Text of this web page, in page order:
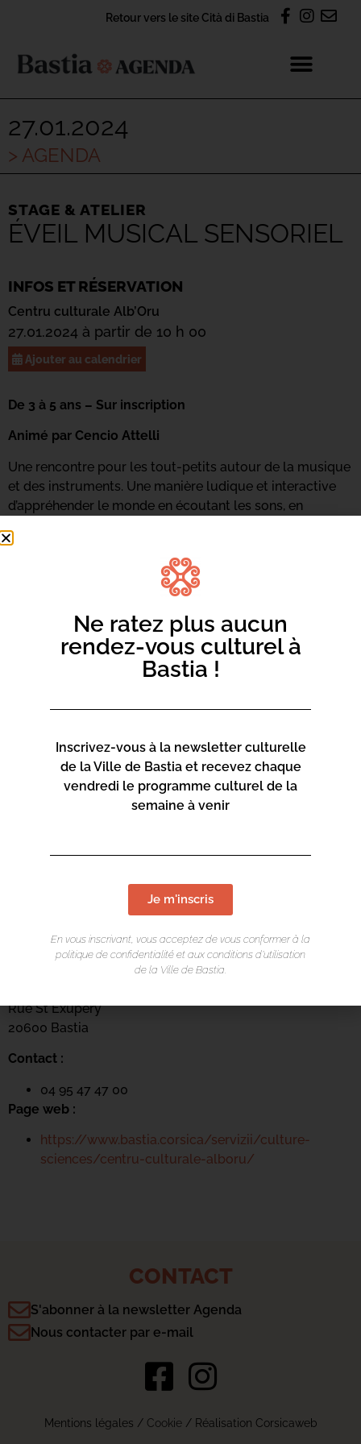
Retour vers le site Cità di Bastia
27.01.2024
> AGENDA
STAGE & ATELIER
ÉVEIL MUSICAL SENSORIEL
INFOS ET RÉSERVATION
Centru culturale Alb’Oru
27.01.2024 à partir de 10 h 00
Ajouter au calendrier
De 3 à 5 ans – Sur inscription
Animé par Cencio Attelli
Une rencontre pour les tout-petits autour de la musique
et des instruments. Une manière ludique et interactive
d’appréhender le monde en écoutant les sons, en
émotions. Du chant, des écoutes, des percussions
corporelles et du travail de voix seront de la partie.
Renseignements et inscriptions au 06 73 68 89 18 ou
LIEU DE L'ÉVÉNEMENT
Centru culturale Alb’Oru
Rue St Exupéry
20600 Bastia
Contact :
04 95 47 47 00
Page web :
https://www.bastia.corsica/servizii/culture-
sciences/centru-culturale-alboru/
CONTACT
S'abonner à la newsletter Agenda
Nous contacter par e-mail
Mentions légales / Cookie/ Réalisation Corsicaweb
Ne ratez plus aucun
rendez-vous culturel à
Bastia !
Inscrivez-vous à la newsletter culturelle
de la Ville de Bastia et recevez chaque
vendredi le programme culturel de la
semaine à venir
Je m'inscris
En vous inscrivant, vous acceptez de vous conformer à la
politique de confidentialité et aux conditions d’utilisation
de la Ville de Bastia.